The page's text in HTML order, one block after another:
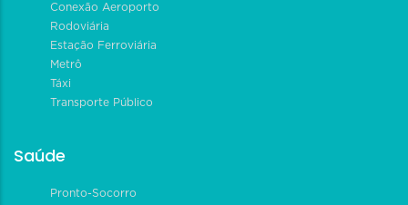
Conexão Aeroporto
Rodoviária
Estação Ferroviária
Metrô
Táxi
Transporte Público
Saúde
Pronto-Socorro